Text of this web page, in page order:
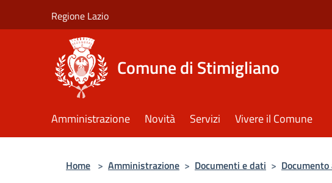
Regione Lazio
Comune di Stimigliano
Amministrazione Novità Servizi Vivere il Comune
Home > Amministrazione > Documenti e dati >